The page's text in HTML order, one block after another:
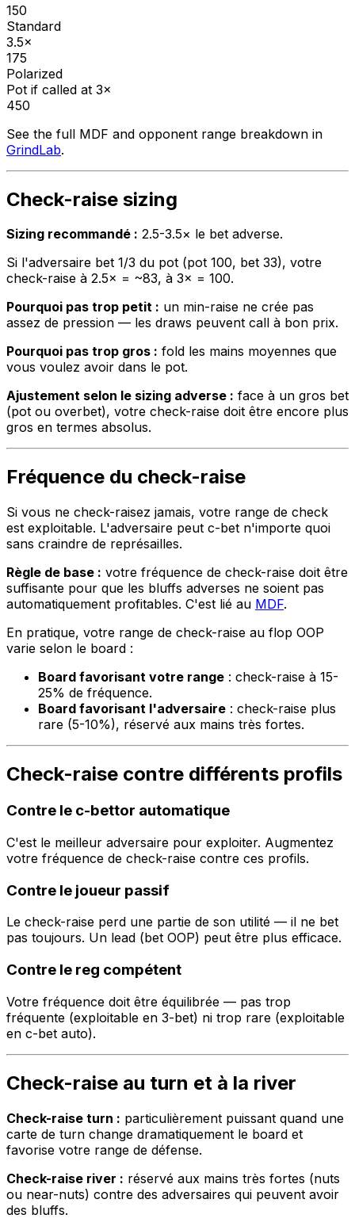
150
Standard
3.5×
175
Polarized
Pot if called at 3×
450
See the full MDF and opponent range breakdown in
GrindLab.
Check-raise sizing
Sizing recommandé : 2.5-3.5× le bet adverse.
Si l'adversaire bet 1/3 du pot (pot 100, bet 33), votre
check-raise à 2.5× = ~83, à 3× = 100.
Pourquoi pas trop petit : un min-raise ne crée pas
assez de pression — les draws peuvent call à bon prix.
Pourquoi pas trop gros : fold les mains moyennes que
vous voulez avoir dans le pot.
Ajustement selon le sizing adverse : face à un gros bet
(pot ou overbet), votre check-raise doit être encore plus
gros en termes absolus.
Fréquence du check-raise
Si vous ne check-raisez jamais, votre range de check
est exploitable. L'adversaire peut c-bet n'importe quoi
sans craindre de représailles.
Règle de base : votre fréquence de check-raise doit être
suffisante pour que les bluffs adverses ne soient pas
automatiquement profitables. C'est lié au MDF.
En pratique, votre range de check-raise au flop OOP
varie selon le board :
Board favorisant votre range : check-raise à 15-
25% de fréquence.
Board favorisant l'adversaire : check-raise plus
rare (5-10%), réservé aux mains très fortes.
Check-raise contre différents profils
Contre le c-bettor automatique
C'est le meilleur adversaire pour exploiter. Augmentez
votre fréquence de check-raise contre ces profils.
Contre le joueur passif
Le check-raise perd une partie de son utilité — il ne bet
pas toujours. Un lead (bet OOP) peut être plus efficace.
Contre le reg compétent
Votre fréquence doit être équilibrée — pas trop
fréquente (exploitable en 3-bet) ni trop rare (exploitable
en c-bet auto).
Check-raise au turn et à la river
Check-raise turn : particulièrement puissant quand une
carte de turn change dramatiquement le board et
favorise votre range de défense.
Check-raise river : réservé aux mains très fortes (nuts
ou near-nuts) contre des adversaires qui peuvent avoir
des bluffs.